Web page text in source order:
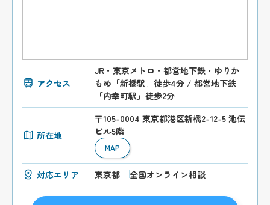
アクセス
JR・東京メトロ・都営地下鉄・ゆりか
もめ「新橋駅」徒歩4分 / 都営地下鉄
「内幸町駅」徒歩2分
所在地
〒105-0004 東京都港区新橋2-12-5 池伝
ビル5階
MAP
対応エリア 東京都 全国オンライン相談